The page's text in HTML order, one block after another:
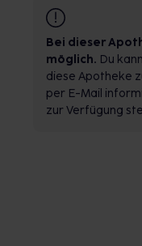
Bei dieser
möglich. Du
diese Apotheke
per E-Mail
zur Verfügung